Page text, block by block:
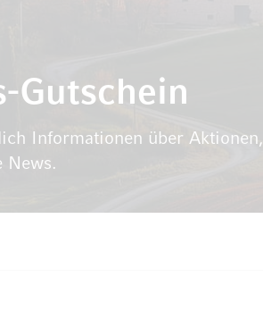
Gutschein
Informationen über Aktionen,
News.